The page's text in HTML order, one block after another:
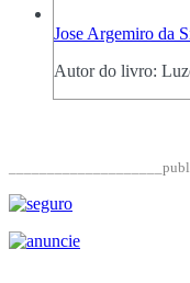
Jose Argemiro da
Autor do livro: